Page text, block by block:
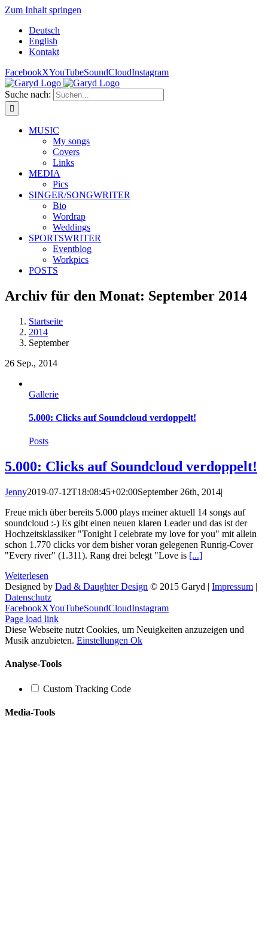
Zum Inhalt springen
Deutsch
English
Kontakt
FacebookXYouTubeSoundCloudInstagram
Suche nach:
MUSIC
My songs
Covers
Links
MEDIA
Pics
SINGER/SONGWRITER
Bio
Wordrap
Weddings
SPORTSWRITER
Eventblog
Workpics
POSTS
Archiv für den Monat: September 2014
Startseite
2014
September
26 Sep., 2014
Gallerie
5.000: Clicks auf Soundcloud verdoppelt!
Posts
5.000: Clicks auf Soundcloud verdoppelt!
Jenny2019-07-12T18:08:45+02:00September 26th, 2014|
Freue mich über bereits 5.000 plays meiner aktuell 14 songs auf
soundcloud :-) Es gibt einen neuen klaren Leader und das ist der
Hochzeitsklassiker "Tonight I celebrate my love for you" mit allein
schon 1.770 clicks vor dem bisher voran gelegenen Runrig-Cover
"Every river" (1.311). Rang drei belegt "Love is [...]
Weiterlesen
Designed by Dad & Daughter Design © 2015 Garyd | Impressum |
Datenschutz
FacebookXYouTubeSoundCloudInstagram
Page load link
Diese Webseite nutzt Cookies, um Neuigkeiten anzuzeigen und
Musik anzubieten. Einstellungen Ok
Analyse-Tools
Custom Tracking Code
Media-Tools